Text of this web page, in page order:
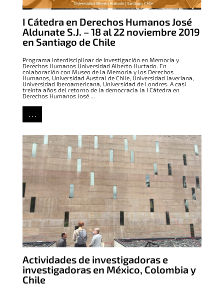
I Cátedra en Derechos Humanos José
Aldunate S.J. – 18 al 22 noviembre 2019
en Santiago de Chile
Programa Interdisciplinar de Investigación en Memoria y
Derechos Humanos Universidad Alberto Hurtado. En
colaboración con Museo de la Memoria y los Derechos
Humanos, Universidad Austral de Chile, Universidad Javeriana,
Universidad Iberoamericana, Universidad de Londres. A casi
treinta años del retorno de la democracia la I Cátedra en
Derechos Humanos José ...
. . .
Actividades de investigadoras e
investigadoras en México, Colombia y
Chile